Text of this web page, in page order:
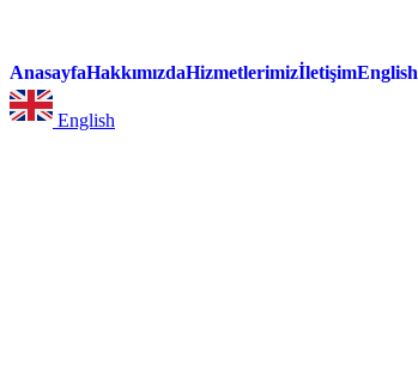
AnasayfaHakkımızdaHizmetlerimizİletişimEnglish
English